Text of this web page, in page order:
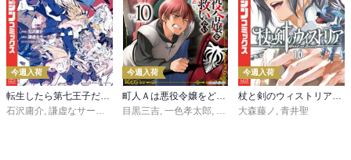
今週入荷
転生したら第七王子だったので、気ままに魔術を極めます（２４）
石沢庸介, 謙虚なサークル メル。
今週入荷
町人Ａは悪役令嬢をどうしても救いたい ～どぶと空と氷の姫君～１０【電子書店共通特典イラスト付】
目黒三吉, 一色孝太郎, Parum
今週入荷
杖と剣のウィストリア（１６）
大森藤ノ , 青井聖